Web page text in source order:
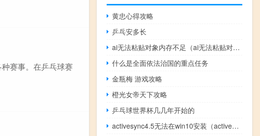
赛事。在乒乓球赛
黄忠心得攻略
乒乓安多长
ai无法粘贴对象内存不足（ai无法粘贴对象）
什么是全面依法治国的重点任务
金瓶梅 游戏攻略
橙光女帝天下攻略
乒乓球世界杯几几年开始的
activesync4.5无法在win10安装（activesync4.5）